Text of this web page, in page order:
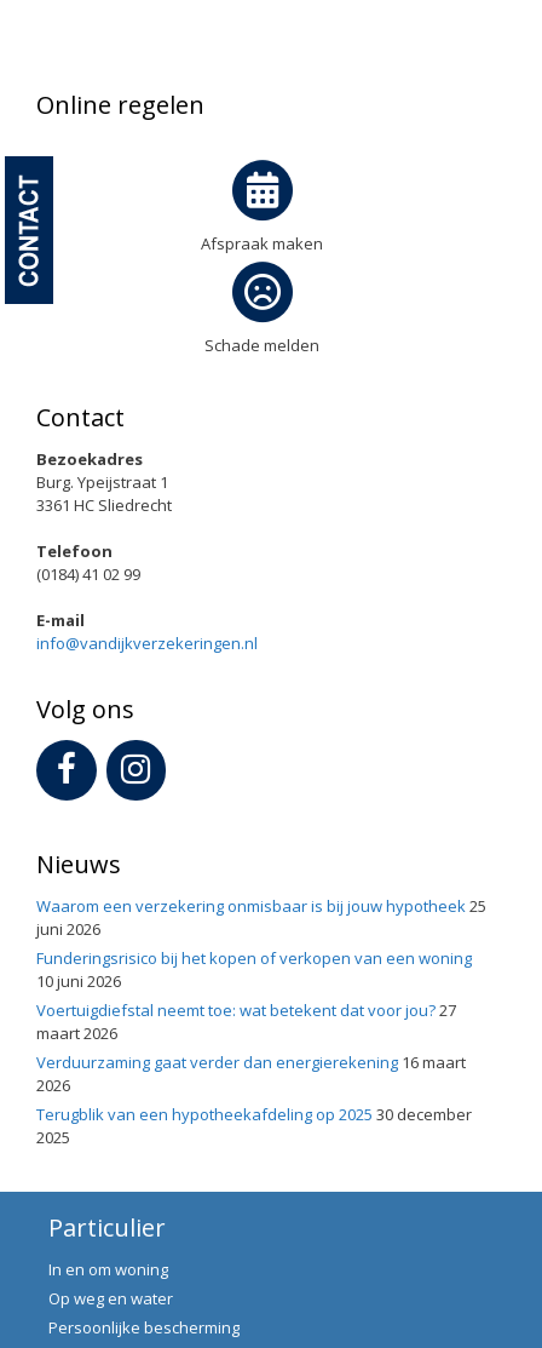
Online regelen
Afspraak maken
Schade melden
Contact
Bezoekadres
Burg. Ypeijstraat 1
3361 HC Sliedrecht
Telefoon
(0184) 41 02 99
E-mail
info@vandijkverzekeringen.nl
Volg ons
Nieuws
Waarom een verzekering onmisbaar is bij jouw hypotheek25
juni 2026
Funderingsrisico bij het kopen of verkopen van een woning
10 juni 2026
Voertuigdiefstal neemt toe: wat betekent dat voor jou?27
maart 2026
Verduurzaming gaat verder dan energierekening 16 maart
2026
Terugblik van een hypotheekafdeling op 2025 30 december
2025
Particulier
In en om woning
Op weg en water
Persoonlijke bescherming